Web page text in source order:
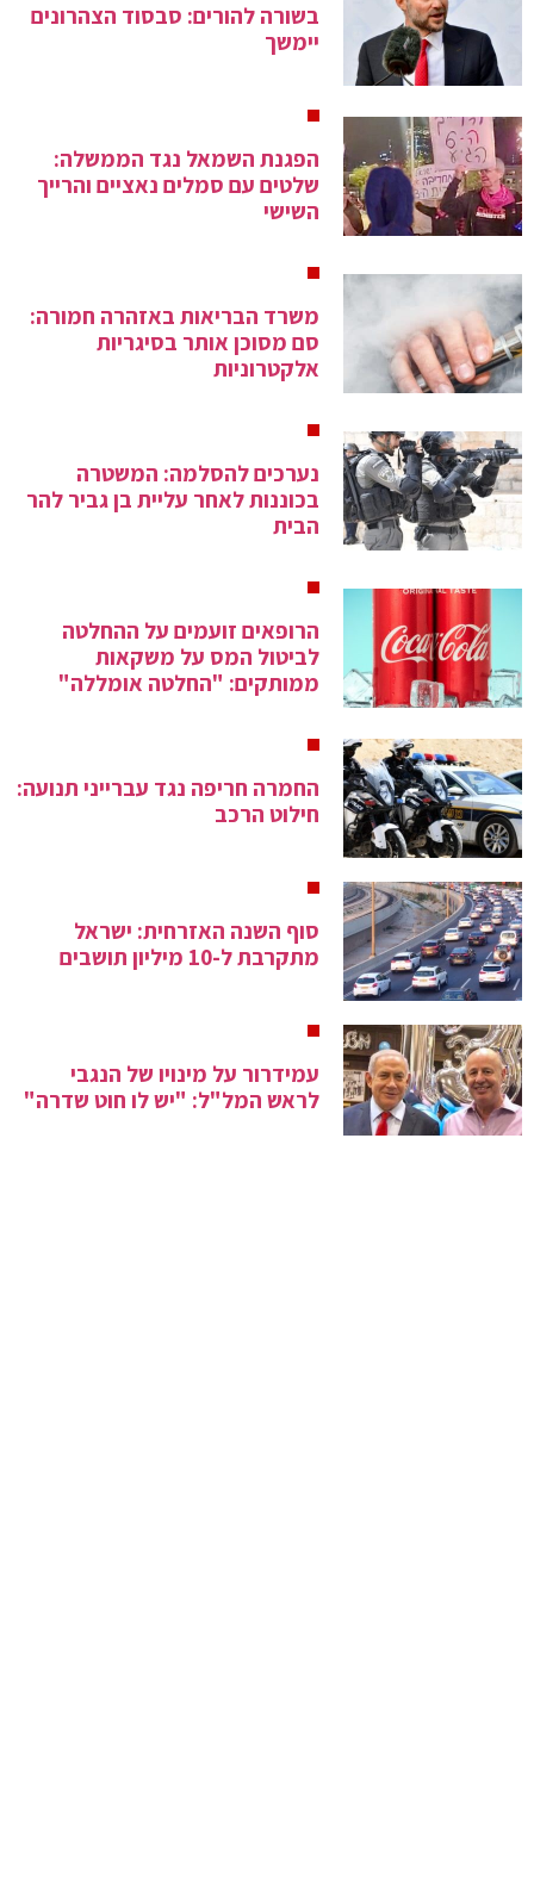
בשורה להורים: סבסוד הצהרונים
יימשך
הפגנת השמאל נגד הממשלה:
שלטים עם סמלים נאציים והרייך
השישי
משרד הבריאות באזהרה חמורה:
סם מסוכן אותר בסיגריות
אלקטרוניות
נערכים להסלמה: המשטרה
בכוננות לאחר עליית בן גביר להר
הבית
הרופאים זועמים על ההחלטה
לביטול המס על משקאות
ממותקים: "החלטה אומללה"
החמרה חריפה נגד עברייני תנועה:
חילוט הרכב
סוף השנה האזרחית: ישראל
מתקרבת ל-10 מיליון תושבים
עמידרור על מינויו של הנגבי
לראש המל"ל: "יש לו חוט שדרה"